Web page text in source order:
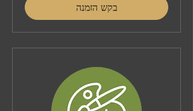
בקש הזמנה